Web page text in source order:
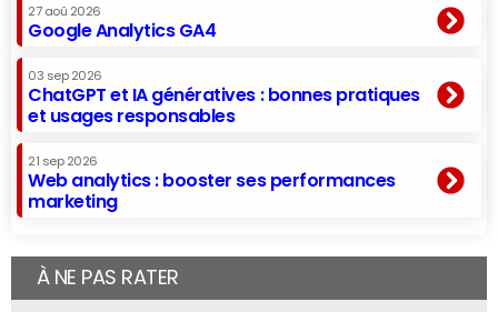
27 aoû 2026
Google Analytics GA4
03 sep 2026
ChatGPT et IA génératives : bonnes pratiques
et usages responsables
21 sep 2026
Web analytics : booster ses performances
marketing
À NE PAS RATER